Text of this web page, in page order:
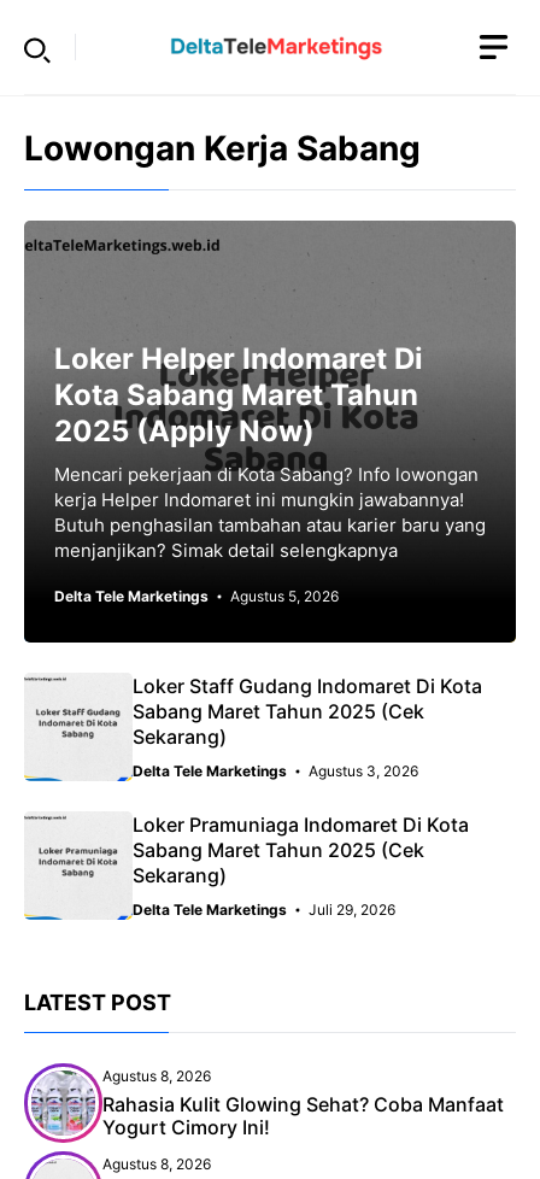
Lowongan Kerja Sabang
Loker Helper Indomaret Di
Kota Sabang Maret Tahun
2025 (Apply Now)
Mencari pekerjaan di Kota Sabang? Info lowongan
kerja Helper Indomaret ini mungkin jawabannya!
Butuh penghasilan tambahan atau karier baru yang
menjanjikan? Simak detail selengkapnya
Delta Tele Marketings Agustus 5, 2026
Loker Staff Gudang Indomaret Di Kota
Sabang Maret Tahun 2025 (Cek
Sekarang)
Delta Tele Marketings Agustus 3, 2026
Loker Pramuniaga Indomaret Di Kota
Sabang Maret Tahun 2025 (Cek
Sekarang)
Delta Tele Marketings Juli 29, 2026
LATEST POST
Agustus 8, 2026
Rahasia Kulit Glowing Sehat? Coba Manfaat
Yogurt Cimory Ini!
Agustus 8, 2026